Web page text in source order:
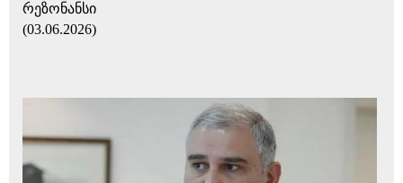
რეზონანსი
(03.06.2026)